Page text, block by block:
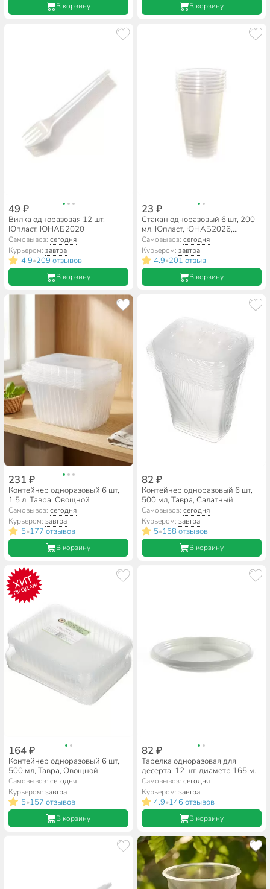
В корзину В корзину
49 ₽
Вилка одноразовая 12 шт,
Юпласт, ЮНАБ2020
Самовывоз:сегодня
Курьером:завтра
4.9•209 отзывов
В корзину
23 ₽
Стакан одноразовый 6 шт, 200
мл, Юпласт, ЮНАБ2026,
прозрачный
Самовывоз: сегодня
Курьером: завтра
4.9•201 отзыв
В корзину
231 ₽
Контейнер одноразовый 6 шт,
1.5 л, Тавра, Овощной
Самовывоз:сегодня
Курьером:завтра
5•177 отзывов
В корзину
82 ₽
Контейнер одноразовый 6 шт,
500 мл, Тавра, Салатный
Самовывоз: сегодня
Курьером: завтра
5•158 отзывов
В корзину
ХИТ
ПРОДАЖ
164 ₽
Контейнер одноразовый 6 шт,
500 мл, Тавра, Овощной
Самовывоз:сегодня
Курьером:завтра
5•157 отзывов
В корзину
82 ₽
Тарелка одноразовая для
десерта, 12 шт, диаметр 165 мм,
d170 мм, Юпласт, ЮНАБ2058
Самовывоз: сегодня
Курьером: завтра
4.9•146 отзывов
В корзину